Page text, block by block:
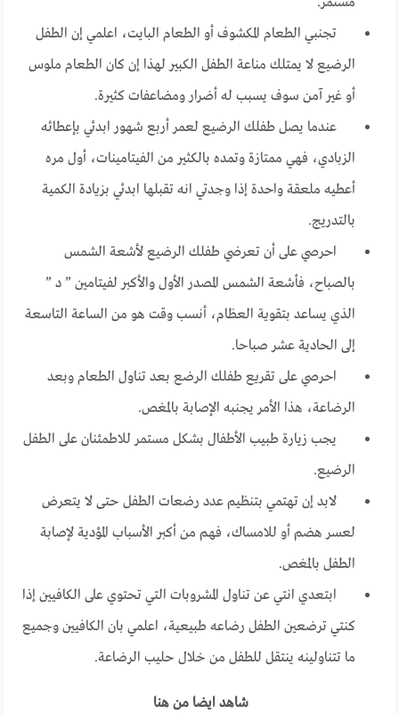
تجنبي الطعام المكشوف أو الطعام البايت، اعلمي إن الطفل
الرضيع لا يمتلك مناعة الطفل الكبير لهذا إن كان الطعام ملوس
أو غير آمن سوف يسبب له أضرار ومضاعفات كثيرة.
عندما يصل طفلك الرضيع لعمر أربع شهور ابدئي بإعطائه
الزبادي، فهي ممتازة وتمده بالكثير من الفيتامينات، أول مره
أعطيه ملعقة واحدة إذا وجدتي انه تقبلها ابدئي بزيادة الكمية
بالتدريج.
احرصي على أن تعرضي طفلك الرضيع لأشعة الشمس
بالصباح، فأشعة الشمس المصدر الأول والأكبر لفيتامين ” د ”
الذي يساعد بتقوية العظام، أنسب وقت هو من الساعة التاسعة
إلى الحادية عشر صباحا.
احرصي على تقريع طفلك الرضع بعد تناول الطعام وبعد
الرضاعة، هذا الأمر يجنبه الإصابة بالمغص.
يجب زيارة طبيب الأطفال بشكل مستمر للاطمئنان على الطفل
الرضيع.
لابد إن تهتمي بتنظيم عدد رضعات الطفل حتى لا يتعرض
لعسر هضم أو للامساك، فهم من أكبر الأسباب المؤدية لإصابة
الطفل بالمغص.
ابتعدي انتي عن تناول المشروبات التي تحتوي على الكافيين إذا
كنتي ترضعين الطفل رضاعه طبيعية، اعلمي بان الكافيين وجميع
ما تتناولينه ينتقل للطفل من خلال حليب الرضاعة.
شاهد ايضا من هنا